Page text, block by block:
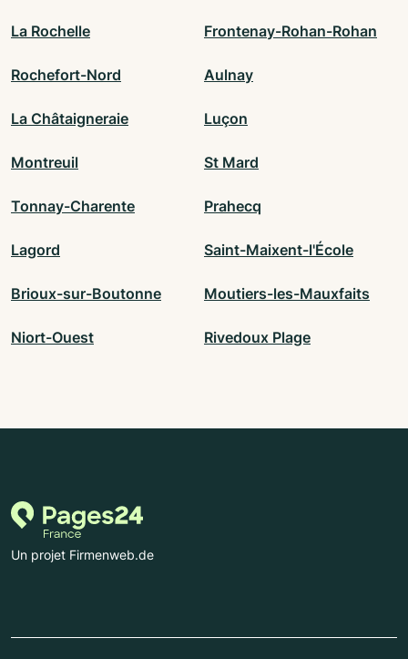
La Rochelle Frontenay-Rohan-Rohan
Rochefort-Nord Aulnay
La Châtaigneraie Luçon
Montreuil St Mard
Tonnay-Charente Prahecq
Lagord Saint-Maixent-l'École
Brioux-sur-Boutonne Moutiers-les-Mauxfaits
Niort-Ouest Rivedoux Plage
Un projet Firmenweb.de